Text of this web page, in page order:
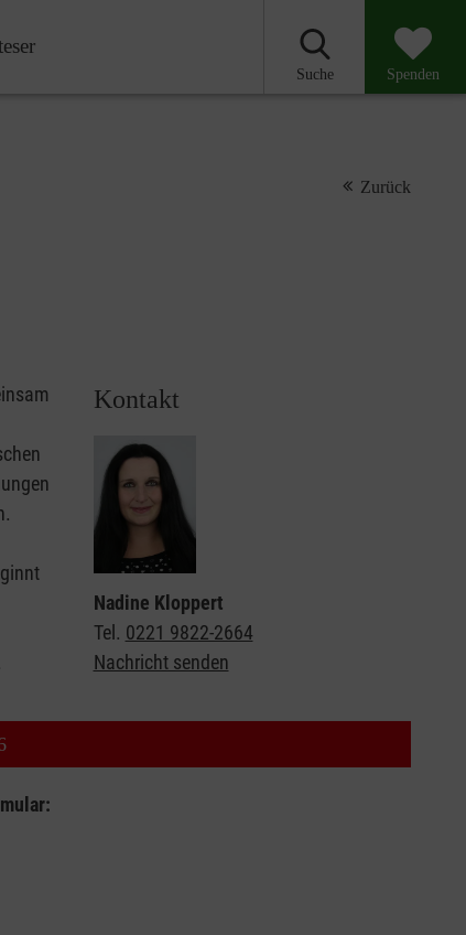
Suche Spenden
Zurück
Kontakt
Nadine Kloppert
Tel. 0221 9822-2664
Nachricht senden